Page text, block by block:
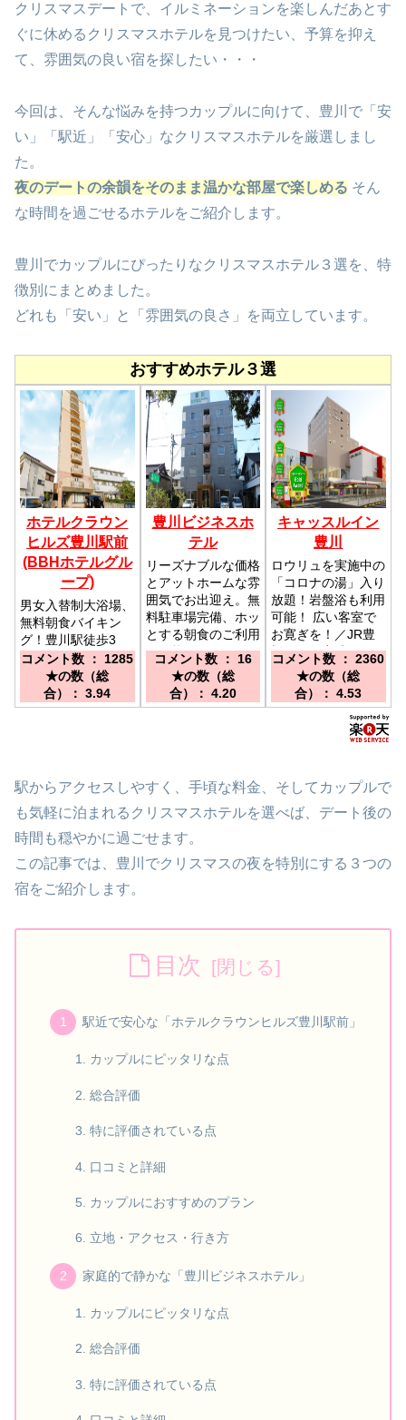
クリスマスデートで、イルミネーションを楽しんだあとす
ぐに休めるクリスマスホテルを見つけたい、予算を抑え
て、雰囲気の良い宿を探したい・・・
今回は、そんな悩みを持つカップルに向けて、豊川で「安
い」「駅近」「安心」なクリスマスホテルを厳選しまし
た。
夜のデートの余韻をそのまま温かな部屋で楽しめる そん
な時間を過ごせるホテルをご紹介します。
豊川でカップルにぴったりなクリスマスホテル３選を、特
徴別にまとめました。
どれも「安い」と「雰囲気の良さ」を両立しています。
おすすめホテル３選
ホテルクラウン
ヒルズ豊川駅前
(BBHホテルグル
ープ)
男女入替制大浴場、
無料朝食バイキン
グ！豊川駅徒歩3
分。全国約140店舗
展開中のBBHホテル
グループ！／豊川駅
より徒歩3分
コメント数 ： 1285
★の数（総
合）： 3.94
豊川ビジネスホ
テル
リーズナブルな価格
とアットホームな雰
囲気でお出迎え。無
料駐車場完備、ホッ
とする朝食のご利用
も可能。／ＪＲ飯田
線 豊川駅／名鉄
豊川稲荷駅より 徒
歩約10分、車で約3
コメント数 ： 16
★の数（総
合）： 4.20
キャッスルイン
豊川
ロウリュを実施中の
「コロナの湯」入り
放題！岩盤浴も利用
可能！ 広い客室で
お寛ぎを！／JR豊
橋駅から定時シャト
ルバスあり JR飯
田線「牛久保駅」徒
歩15分 豊川ICか
コメント数 ： 2360
★の数（総
合）： 4.53
駅からアクセスしやすく、手頃な料金、そしてカップルで
も気軽に泊まれるクリスマスホテルを選べば、デート後の
時間も穏やかに過ごせます。
この記事では、豊川でクリスマスの夜を特別にする３つの
宿をご紹介します。
目次
駅近で安心な「ホテルクラウンヒルズ豊川駅前」
カップルにピッタリな点
総合評価
特に評価されている点
口コミと詳細
カップルにおすすめのプラン
立地・アクセス・行き方
家庭的で静かな「豊川ビジネスホテル」
カップルにピッタリな点
総合評価
特に評価されている点